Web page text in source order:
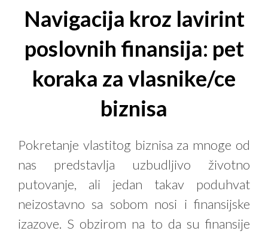
Navigacija kroz lavirint
poslovnih finansija: pet
koraka za vlasnike/ce
biznisa
Pokretanje vlastitog biznisa za mnoge od
nas predstavlja uzbudljivo životno
putovanje, ali jedan takav poduhvat
neizostavno sa sobom nosi i finansijske
izazove. S obzirom na to da su finansije